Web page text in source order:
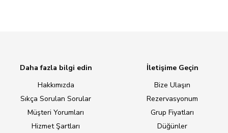
Daha fazla bilgi edin
Hakkımızda
Sıkça Sorulan Sorular
Müşteri Yorumları
Hizmet Şartları
İletişime Geçin
Bize Ulaşın
Rezervasyonum
Grup Fiyatları
Düğünler